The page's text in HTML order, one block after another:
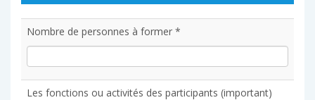
Nombre de personnes à former *
Les fonctions ou activités des participants (important)